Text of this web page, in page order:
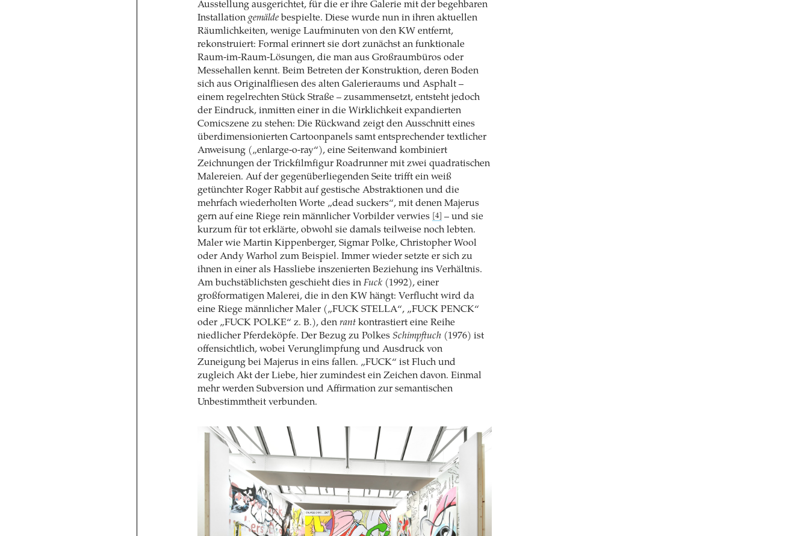
Ausstellung ausgerichtet, für die er ihre Galerie mit der begehbaren
Installation gemäldebespielte. Diese wurde nun in ihren aktuellen
Räumlichkeiten, wenige Laufminuten von den KW entfernt,
rekonstruiert: Formal erinnert sie dort zunächst an funktionale
Raum-im-Raum-Lösungen, die man aus Großraumbüros oder
Messehallen kennt. Beim Betreten der Konstruktion, deren Boden
sich aus Originalfliesen des alten Galerieraums und Asphalt –
einem regelrechten Stück Straße – zusammensetzt, entsteht jedoch
der Eindruck, inmitten einer in die Wirklichkeit expandierten
Comicszene zu stehen: Die Rückwand zeigt den Ausschnitt eines
überdimensionierten Cartoonpanels samt entsprechender textlicher
Anweisung („enlarge-o-ray“), eine Seitenwand kombiniert
Zeichnungen der Trickfilmfigur Roadrunner mit zwei quadratischen
Malereien. Auf der gegenüberliegenden Seite trifft ein weiß
getünchter Roger Rabbit auf gestische Abstraktionen und die
mehrfach wiederholten Worte „dead suckers“, mit denen Majerus
gern auf eine Riege rein männlicher Vorbilder verwies
[4]
– und sie
kurzum für tot erklärte, obwohl sie damals teilweise noch lebten.
Maler wie Martin Kippenberger, Sigmar Polke, Christopher Wool
oder Andy Warhol zum Beispiel. Immer wieder setzte er sich zu
ihnen in einer als Hassliebe inszenierten Beziehung ins Verhältnis.
Am buchstäblichsten geschieht dies in Fuck(1992), einer
großformatigen Malerei, die in den KW hängt: Verflucht wird da
eine Riege männlicher Maler („FUCK STELLA“, „FUCK PENCK“
oder „FUCK POLKE“ z. B.), den rantkontrastiert eine Reihe
niedlicher Pferdeköpfe. Der Bezug zu Polkes Schimpftuch(1976) ist
offensichtlich, wobei Verunglimpfung und Ausdruck von
Zuneigung bei Majerus in eins fallen. „FUCK“ ist Fluch und
zugleich Akt der Liebe, hier zumindest ein Zeichen davon. Einmal
mehr werden Subversion und Affirmation zur semantischen
Unbestimmtheit verbunden.